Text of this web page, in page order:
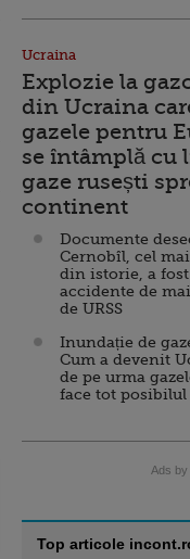
Ucraina
Explozie la
din Ucraina
gazele pentru
se întâmplă cu
gaze rusești
continent
Documente
Cernobîl, cel
din istorie, a fost
accidente de
de URSS
Inundație de
Cum a devenit
de pe urma
face tot posibilul
Ads
Top articole